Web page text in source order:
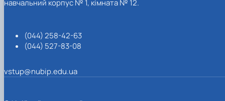
навчальний корпус № 1, кімната № 12.
(044) 258-42-63
(044) 527-83-08
vstup@nubip.edu.ua